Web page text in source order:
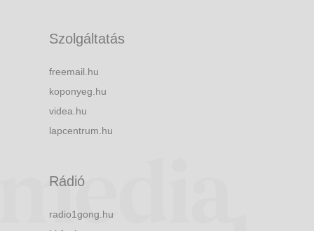
Szolgáltatás
freemail.hu
koponyeg.hu
videa.hu
lapcentrum.hu
Rádió
radio1gong.hu